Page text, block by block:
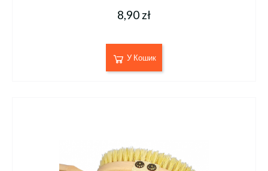
8,90 zł
У Кошик